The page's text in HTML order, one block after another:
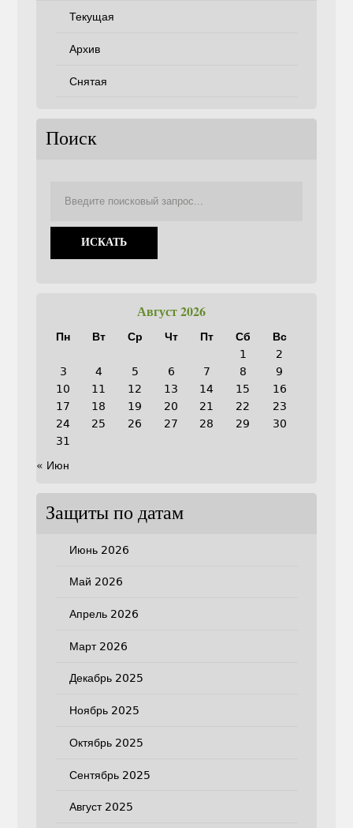
Текущая
Архив
Снятая
Поиск
Август 2026
Пн Вт Ср Чт Пт Сб
Вс
1
2
3
4 5 6 7 8
9
10
11 12 13 14 15
16
17
18 19 20 21 22
23
24
25 26 27 28 29
30
31
« Июн
Защиты по датам
Июнь 2026
Май 2026
Апрель 2026
Март 2026
Декабрь 2025
Ноябрь 2025
Октябрь 2025
Сентябрь 2025
Август 2025